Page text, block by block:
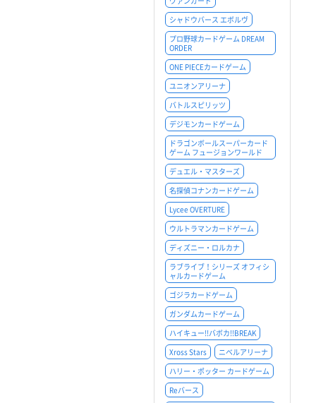
シャドウバース エボルヴ
プロ野球カードゲーム DREAM
ORDER
ONE PIECEカードゲーム
ユニオンアリーナ
バトルスピリッツ
デジモンカードゲーム
ドラゴンボールスーパーカード
ゲーム フュージョンワールド
デュエル・マスターズ
名探偵コナンカードゲーム
Lycee OVERTURE
ウルトラマンカードゲーム
ディズニー・ロルカナ
ラブライブ！シリーズ オフィシ
ャルカードゲーム
ゴジラカードゲーム
ガンダムカードゲーム
ハイキュー!!バボカ!!BREAK
Xross Stars
ニベルアリーナ
ハリー・ポッター カードゲーム
Reバース